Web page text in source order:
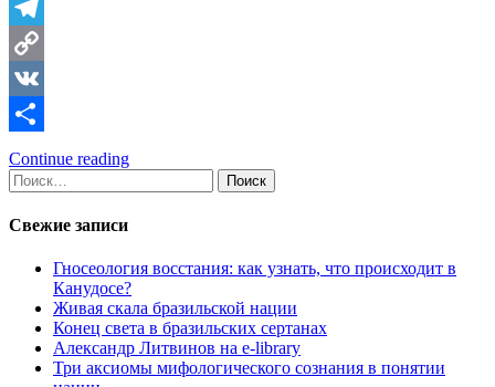
Telegram
Copy
Link
VK
Отправить
Continue reading
Найти:
Свежие записи
Гносеология восстания: как узнать, что происходит в
Канудосе?
Живая скала бразильской нации
Конец света в бразильских сертанах
Александр Литвинов на e-library
Три аксиомы мифологического сознания в понятии